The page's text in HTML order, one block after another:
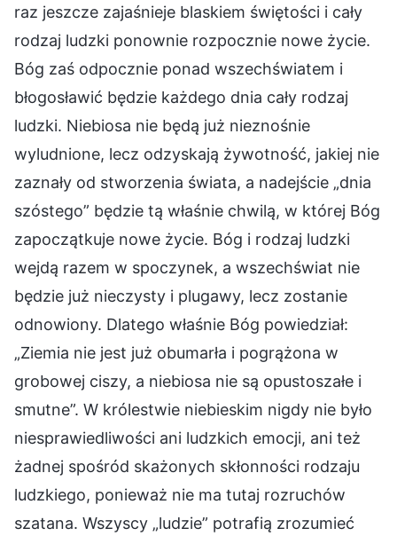
raz jeszcze zajaśnieje blaskiem świętości i cały
rodzaj ludzki ponownie rozpocznie nowe życie.
Bóg zaś odpocznie ponad wszechświatem i
błogosławić będzie każdego dnia cały rodzaj
ludzki. Niebiosa nie będą już nieznośnie
wyludnione, lecz odzyskają żywotność, jakiej nie
zaznały od stworzenia świata, a nadejście „dnia
szóstego” będzie tą właśnie chwilą, w której Bóg
zapoczątkuje nowe życie. Bóg i rodzaj ludzki
wejdą razem w spoczynek, a wszechświat nie
będzie już nieczysty i plugawy, lecz zostanie
odnowiony. Dlatego właśnie Bóg powiedział:
„Ziemia nie jest już obumarła i pogrążona w
grobowej ciszy, a niebiosa nie są opustoszałe i
smutne”. W królestwie niebieskim nigdy nie było
niesprawiedliwości ani ludzkich emocji, ani też
żadnej spośród skażonych skłonności rodzaju
ludzkiego, ponieważ nie ma tutaj rozruchów
szatana. Wszyscy „ludzie” potrafią zrozumieć